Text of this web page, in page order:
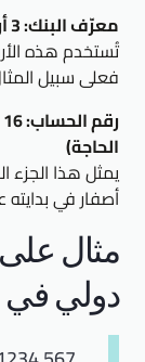
معرّف البنك: 3 أرقام
تُستخدم هذه
فعلى سبيل
الحاجة)
يمثل هذا
أصفار في بدايته
مثال
دولي في